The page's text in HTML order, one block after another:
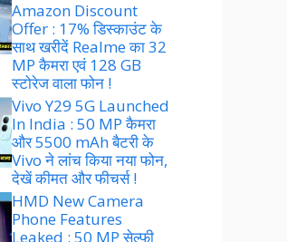
Amazon Discount
Offer : 17% डिस्काउंट के
साथ खरीदें Realme का 32
MP कैमरा एवं 128 GB
स्टोरेज वाला फोन !
Vivo Y29 5G Launched
In India : 50 MP कैमरा
और 5500 mAh बैटरी के
Vivo ने लांच किया नया फोन,
देखें कीमत और फीचर्स !
HMD New Camera
Phone Features
Leaked : 50 MP सेल्फी